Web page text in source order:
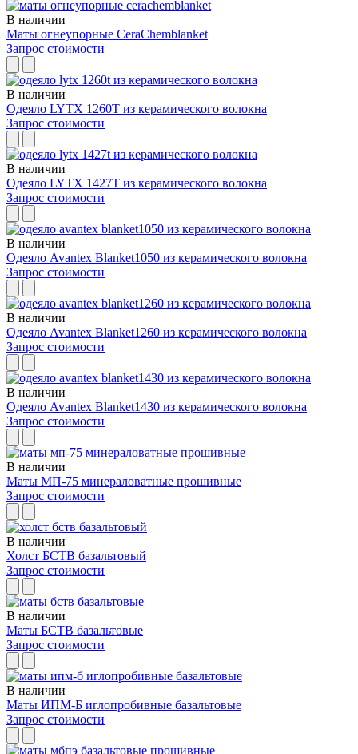
В наличии
Маты огнеупорные CeraChemblanket
Запрос стоимости
В наличии
Одеяло LYTX 1260T из керамического волокна
Запрос стоимости
В наличии
Одеяло LYTX 1427T из керамического волокна
Запрос стоимости
В наличии
Одеяло Avantex Blanket1050 из керамического волокна
Запрос стоимости
В наличии
Одеяло Avantex Blanket1260 из керамического волокна
Запрос стоимости
В наличии
Одеяло Avantex Blanket1430 из керамического волокна
Запрос стоимости
В наличии
Маты МП-75 минераловатные прошивные
Запрос стоимости
В наличии
Холст БСТВ базальтовый
Запрос стоимости
В наличии
Маты БСТВ базальтовые
Запрос стоимости
В наличии
Маты ИПМ-Б иглопробивные базальтовые
Запрос стоимости